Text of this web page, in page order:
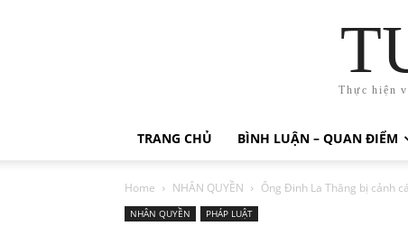
Thực hiện
TRANG CHỦ BÌNH LUẬN – QUAN ĐIỂM
Home NHÂN QUYỀN Ông Đinh La Thăng bị cảnh
NHÂN QUYỀN PHÁP LUẬT